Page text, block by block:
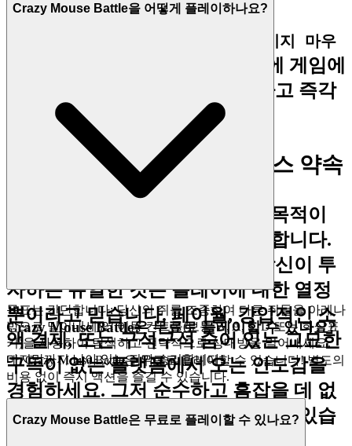
크레이지 마우
을 하고 싶을 때, 몇 초 안에 게임에
들어갑니다. 불편함 없이, 순수하고 즉각
적인 즐거움만 있습니다.
2. 정직한 즐거움: 제로 프레스 약속
게임에서 진정한 환대는 숨겨진 목적이
없는 경험을 제공하는 것을 의미합니다.
우리는 정직한 오락을 믿으며, 당신이 투
자하는 유일한 것은 플레이에 대한 열정
뿐이라고 믿습니다. 페이월, 강압적인 소
액 결제, 또는 구석구석 숨어 있는 교묘한
구독이 없는 플랫폼에서 오는 안도감을
경험하세요. 그저 순수하고 흠잡을 데 없
는 접근으로 최고의 게임을 즐길 수 있습
Crazy Mouse Battle을 어떻게 플레이하나요?
목표는 간단합니다: 당신의 쥐를 조종하여 다른 쥐들을 아레나
밖으로 밀어내세요! 이동 컨트롤(보통 W, A, S, D 또는 화살표
키)을 사용하여 탐색하고 전략적으로 상대방을 밀어내세요.
마지막까지 남아 있는 쥐가 승리합니다!
Crazy Mouse Battle은 무료로 플레이할 수 있나요?
네, Crazy Mouse Battle은 무료로 플레이할 수 있습니다! 별도의
비용 없이 즉시 액션을 즐길 수 있습니다.
Crazy Mouse Battle은 무료로 플레이할 수 있나요?